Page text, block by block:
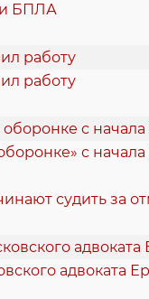
БПЛА
работу
с
судить за
адвоката